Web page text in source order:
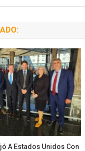
A Estados Unidos Con